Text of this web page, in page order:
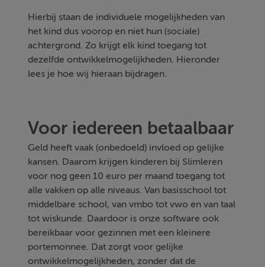
Hierbij staan de individuele mogelijkheden van
het kind dus voorop en niet hun (sociale)
achtergrond. Zo krijgt elk kind toegang tot
dezelfde ontwikkelmogelijkheden. Hieronder
lees je hoe wij hieraan bijdragen.
Voor iedereen betaalbaar
Geld heeft vaak (onbedoeld) invloed op gelijke
kansen. Daarom krijgen kinderen bij Slimleren
voor nog geen 10 euro per maand toegang tot
alle vakken op alle niveaus. Van basisschool tot
middelbare school, van vmbo tot vwo en van taal
tot wiskunde. Daardoor is onze software ook
bereikbaar voor gezinnen met een kleinere
portemonnee. Dat zorgt voor gelijke
ontwikkelmogelijkheden, zonder dat de